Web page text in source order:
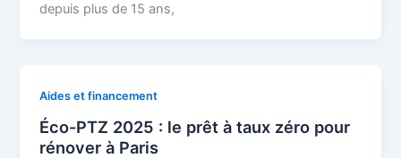
depuis plus de 15 ans,
Aides et financement
Éco-PTZ 2025 : le prêt à taux zéro pour
rénover à Paris